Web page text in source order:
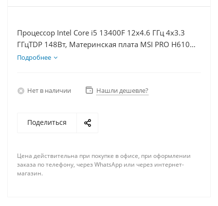
Процессор Intel Core i5 13400F 12x4.6 ГГц 4x3.3
ГГцTDP 148Вт, Материнская плата MSI PRO H610M-
E, Видеокарта RTX 4060Ti 8Гб, Память DDR4 32Gb,
Подробнее
Нет в наличии Нашли дешевле?
Поделиться
Цена действительна при покупке в офисе, при оформлении
заказа по телефону, через WhatsApp или через интернет-
магазин.